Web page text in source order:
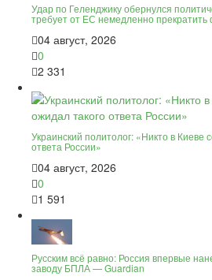
Удар по Геленджику обернулся
требует от ЕС немедленно
04 август, 2026
0
2 331
Украинский политолог: «Никто в Киеве
ответа России»
04 август, 2026
0
1 591
Русским всё равно: Россия впервые
заводу БПЛА — Guardian